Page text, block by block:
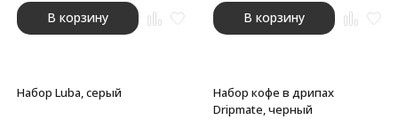
В корзину В корзину
Набор Luba, серый
Набор кофе в дрипах
Dripmate, черный